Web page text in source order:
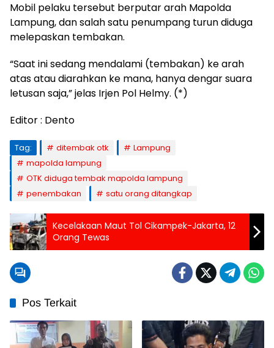
Mobil pelaku tersebut berputar arah Mapolda
Lampung, dan salah satu penumpang turun diduga
melepaskan tembakan.
“Saat ini sedang mendalami (tembakan) ke arah
atas atau diarahkan ke mana, hanya dengar suara
letusan saja,” jelas Irjen Pol Helmy. (*)
Editor : Dento
Tag: ditembak otk
Lampung
mapolda lampung
OTK diduga tembak mapolda lampung
penembakan
satu orang ditangkap
Kecelakaan Maut Tol Cikampek-Jakarta, 12
Orang Tewas
Pos Terkait